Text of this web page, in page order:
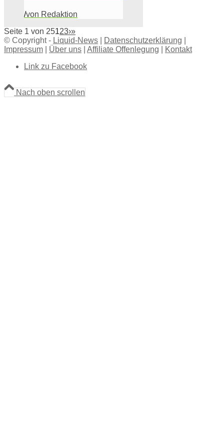
/von Redaktion
Seite 1 von 25123›»
© Copyright - Liquid-News Datenschutzerklärung
Impressum
Über uns Affiliate Offenlegung
Kontakt
Link zu Facebook
Nach oben scrollen